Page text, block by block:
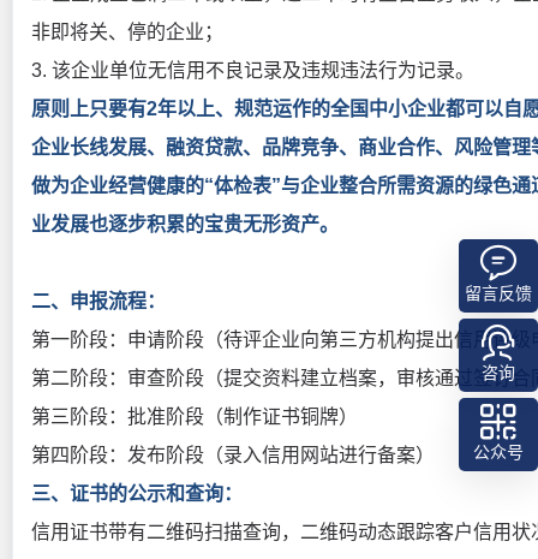
非即将关、停的企业；
3. 该企业单位无信用不良记录及违规违法行为记录。
原则上只要有2年以上、规范运作的全国中小企业都可以自
企业长线发展、融资贷款、品牌竞争、商业合作、风险管
做为企业经营健康的“体检表”与企业整合所需资源的绿色
业发展也逐步积累的宝贵无形资产。
二、申报流程：
第一阶段：申请阶段（待评企业向第三方机构提出信用评
第二阶段：审查阶段（提交资料建立档案，审核通过签订
第三阶段：批准阶段（制作证书铜牌）
第四阶段：发布阶段（录入信用网站进行备案）
三、证书的公示和查询：
信用证书带有二维码扫描查询，二维码动态跟踪客户信用
留言反馈
咨询
公众号